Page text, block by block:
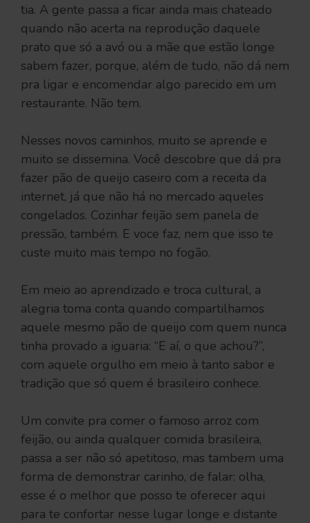
tia. A gente passa a ficar ainda mais chateado
quando não acerta na reprodução daquele
prato que só a avó ou a mãe que estão longe
sabem fazer, porque, além de tudo, não dá nem
pra ligar e encomendar algo parecido em um
restaurante. Não tem.
Nesses novos caminhos, muito se aprende e
muito se dissemina. Você descobre que dá pra
fazer pão de queijo caseiro com a receita da
internet, já que não há no mercado aqueles
congelados. Cozinhar feijão sem panela de
pressão, também. E voce faz, nem que isso te
custe muito mais tempo no fogão.
Em meio ao aprendizado e troca cultural, a
alegria toma conta quando compartilhamos
aquele mesmo pão de queijo com quem nunca
tinha provado a iguaria: “E aí, o que achou?”,
com aquele orgulho em meio à tanto sabor e
tradição que só quem é brasileiro conhece.
Um convite pra comer o famoso arroz com
feijão, ou ainda qualquer comida brasileira,
passa a ser não só apetitoso, mas tambem uma
forma de demonstrar carinho, de falar: olha,
esse é o melhor que posso te oferecer aqui
para te confortar nesse lugar longe e distante